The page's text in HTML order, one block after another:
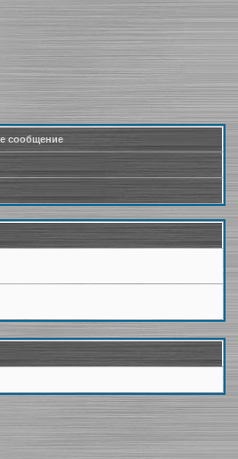
сообщение